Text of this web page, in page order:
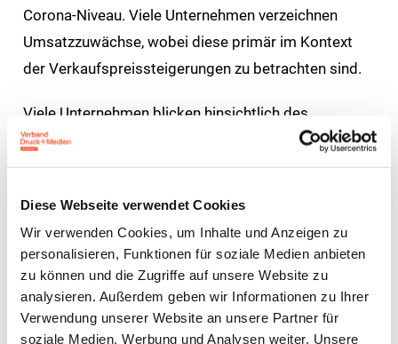
Diese Webseite verwendet Cookies
Wir verwenden Cookies, um Inhalte und Anzeigen zu
personalisieren, Funktionen für soziale Medien anbieten
zu können und die Zugriffe auf unsere Website zu
analysieren. Außerdem geben wir Informationen zu Ihrer
Verwendung unserer Website an unsere Partner für
soziale Medien, Werbung und Analysen weiter. Unsere
Corona-Niveau. Viele Unternehmen verzeichnen
Umsatzzuwächse, wobei diese primär im Kontext
der Verkaufspreissteigerungen zu betrachten sind.
Viele Unternehmen blicken hinsichtlich des
laufenden Jahres vorsichtig optimistisch in die
Zukunft – das zeigt das Konjunkturtelegramm von
rund 12,1 % über den Werten des Vorjahresmonats.
Im Mai veränderte sich dieser Wert nahezu nicht
(-0,8 %).